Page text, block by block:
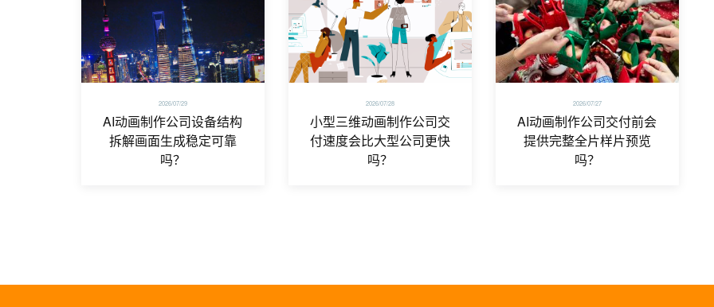
2026/07/29
AI动画制作公司设备结构
拆解画面生成稳定可靠
吗？
2026/07/28
小型三维动画制作公司交
付速度会比大型公司更快
吗？
2026/07/27
AI动画制作公司交付前会
提供完整全片样片预览
吗？